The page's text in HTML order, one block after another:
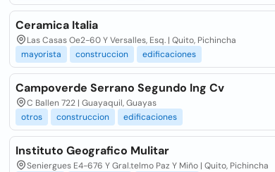
Ceramica Italia
Las Casas Oe2-60 Y Versalles, Esq. | Quito, Pichincha
mayorista
construccion edificaciones
Campoverde Serrano Segundo Ing Cv
C Ballen 722 | Guayaquil, Guayas
otros
construccion edificaciones
Instituto Geografico Mulitar
Seniergues E4-676 Y Gral.telmo Paz Y Miño | Quito, Pichincha